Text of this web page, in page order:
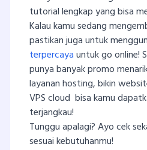
tutorial lengkap yang bisa
Kalau kamu sedang
pastikan juga untuk
terpercayauntuk go online!
punya banyak promo
layanan hosting, bikin
VPS cloud bisa kamu
terjangkau!
Tunggu apalagi? Ayo cek
sesuai kebutuhanmu!